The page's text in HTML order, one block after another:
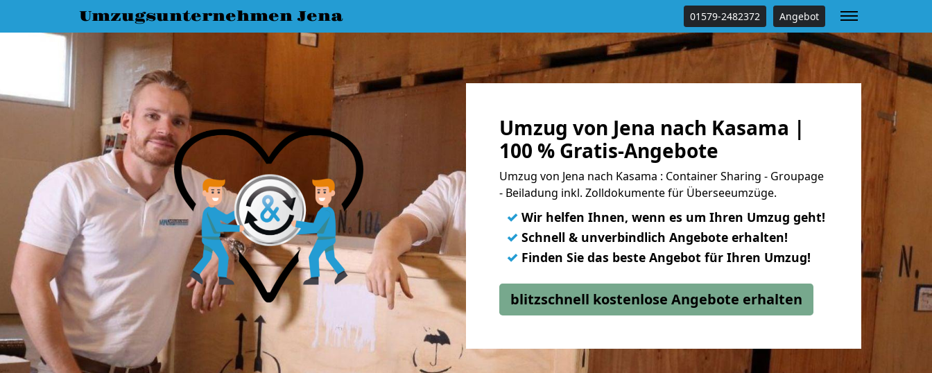
Umzugsunternehmen Jena 01579-2482372 Angebot
Umzug von Jena nach Kasama |
100 % Gratis-Angebote
Umzug von Jena nach Kasama : Container Sharing - Groupage
- Beiladung inkl. Zolldokumente für Überseeumzüge.
✓ Wir helfen Ihnen, wenn es um Ihren Umzug geht!
✓ Schnell & unverbindlich Angebote erhalten!
✓ Finden Sie das beste Angebot für Ihren Umzug!
blitzschnell kostenlose Angebote erhalten